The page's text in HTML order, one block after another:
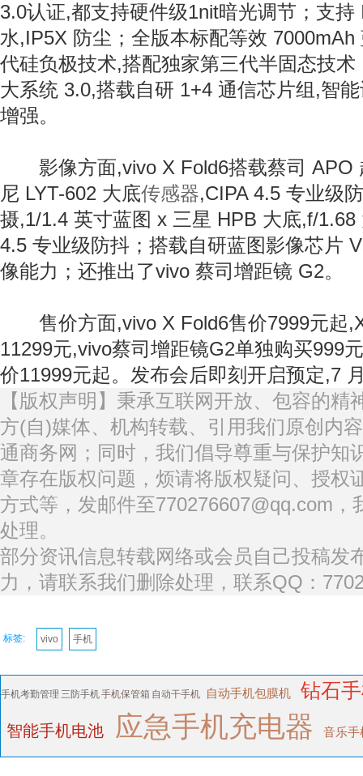
3.0认证,都支持硬件级1nit暗光调节；支
水,IP5X 防尘；全版本标配等效
代硅负极技术,搭配独家第三代半固态技
大系统 3.0,搭载自研 1+4 通信芯片组,智
增强。
影像方面,vivo X Fold6搭载蔡司 APO
尼 LYT-602 大底传感器,CIPA 4.5 专业级
摄,1/1.4 英寸蓝图 x 三星 HPB 大底,f/1.68
4.5 专业级防抖；搭载自研蓝图影像芯片
像能力；还推出了vivo 蔡司增距镜 G2。
售价方面,vivo X Fold6售价7999元起
11299元,vivo蔡司增距镜G2单独购买999
价11999元起。发布会后即刻开启预定,7
【版权声明】秉承互联网开放、包容的精
方(自)媒体、机构转载、引用我们原创内
通商务网；同时，我们倡导尊重与保护知
章存在版权问题，烦请将版权疑问、授权
方式等，发邮件至770276607@qq.com，
处理。
部分资讯信息转载网络或会员自己投稿发
力，请联系我们删除处理，联系QQ：
标签: vivo 手机
手机考勤管理 三防手机手机保管箱 自动干手机 自动手机包膜机 钻石
智能手机电池 应急手机充电器 音乐手